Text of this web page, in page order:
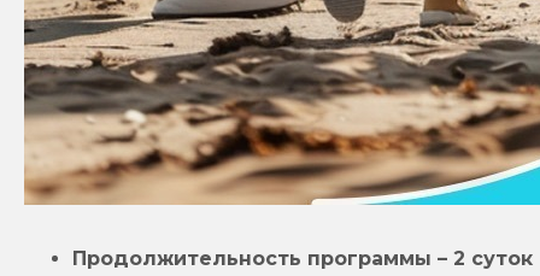
Продолжительность программы – 2 суток